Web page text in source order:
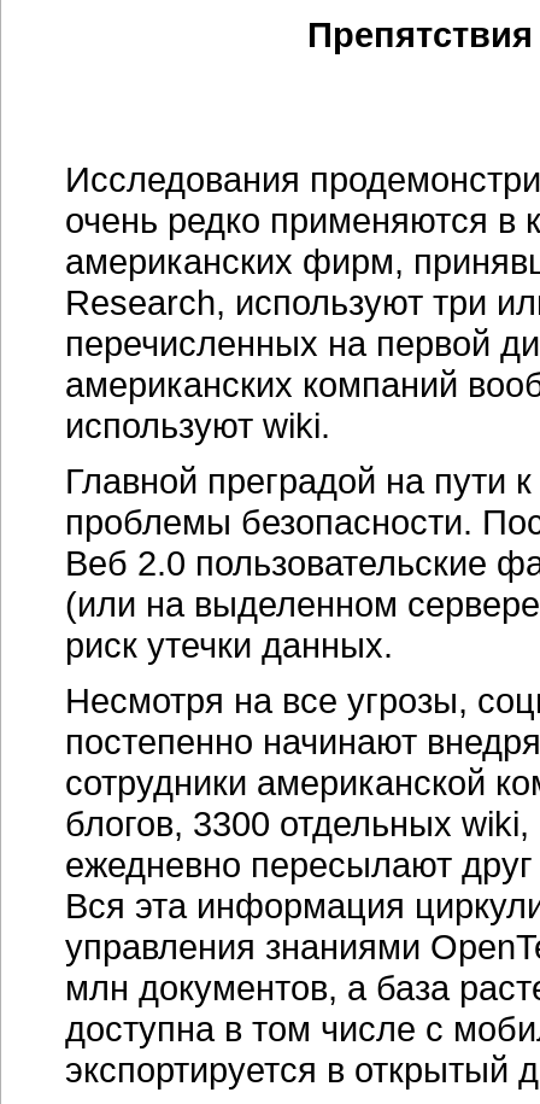
Исследования
очень редко применяются в
американских фирм,
Research, используют три
перечисленных на первой
американских компаний
используют wiki.
Главной преградой на пути
проблемы безопасности.
Веб 2.0 пользовательские
(или на выделенном
риск утечки данных.
Несмотря на все угрозы,
постепенно начинают
сотрудники американской
блогов, 3300 отдельных
ежедневно пересылают
Вся эта информация
управления знаниями
млн документов, а база
доступна в том числе с
экспортируется в открытый